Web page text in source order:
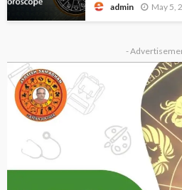
admin May 5,
-